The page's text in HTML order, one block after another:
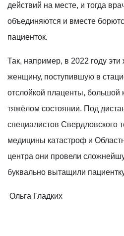
действий на месте, и тогда
объединяются и вместе
пациенток.
Так, например, в 2022 году эти
женщину, поступившую в
отслойкой плаценты, большой
тяжёлом состоянии. Под
специалистов Свердловского
медицины катастроф и
центра они провели
буквально вытащили
Ольга Гладких